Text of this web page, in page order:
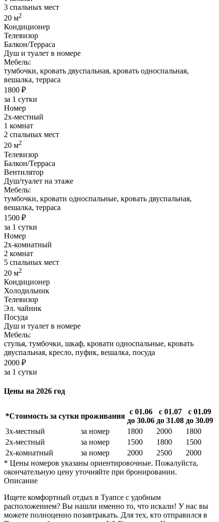
3 спальных мест
20 м2
Кондиционер
Телевизор
Балкон/Терраса
Душ и туалет в номере
Мебель:
тумбочки, кровать двуспальная, кровать односпальная,
вешалка, терраса
1800 ₽
за 1 сутки
Номер
2х-местный
1 комнат
2 спальных мест
20 м2
Телевизор
Балкон/Терраса
Вентилятор
Душ/туалет на этаже
Мебель:
тумбочки, кровати односпальные, кровать двуспальная,
вешалка, терраса
1500 ₽
за 1 сутки
Номер
2х-комнатный
2 комнат
5 спальных мест
20 м2
Кондиционер
Холодильник
Телевизор
Эл. чайник
Посуда
Душ и туалет в номере
Мебель:
стулья, тумбочки, шкаф, кровати односпальные, кровать
двуспальная, кресло, пуфик, вешалка, посуда
2000 ₽
за 1 сутки
Цены на 2026 год
*Стоимость за сутки проживания
с 01.06
до 30.06
с 01.07
до 31.08
с 01.09
до 30.09
3х-местный
за номер 1800 2000
1800
2х-местный
за номер 1500 1800
1500
2х-комнатный
за номер 2000 2500
2000
* Цены номеров указаны ориентировочные. Пожалуйста,
окончательную цену уточняйте при бронировании.
Описание
Ищете комфортный отдых в Туапсе с удобным
расположением? Вы нашли именно то, что искали! У нас вы
можете полноценно позавтракать. Для тех, кто отправился в